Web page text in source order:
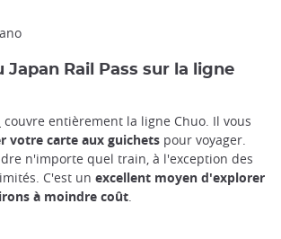
Japan Rail Pass sur la ligne
couvre entièrement la ligne Chuo. Il vous
votre carte aux guichets pour voyager.
n'importe quel train, à l'exception des
C'est un excellent moyen d'explorer
à moindre coût.